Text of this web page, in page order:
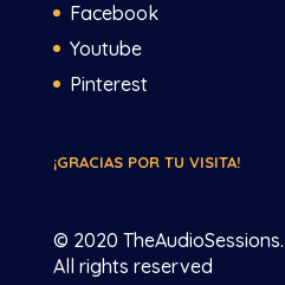
Facebook
Youtube
Pinterest
¡GRACIAS POR TU VISITA!
© 2020 TheAudioSessions.
All rights reserved